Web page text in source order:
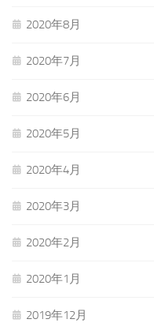
2020年8月
2020年7月
2020年6月
2020年5月
2020年4月
2020年3月
2020年2月
2020年1月
2019年12月